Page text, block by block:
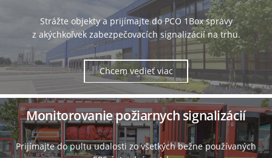
Strážte objekty a prijímajte do PCO 1Box správy
z akýchkoľvek zabezpečovacích signalizácií na trhu.
Chcem vedieť viac
Monitorovanie požiarnych signalizácií
Prijímajte do pultu udalosti zo všetkých bežne používaných